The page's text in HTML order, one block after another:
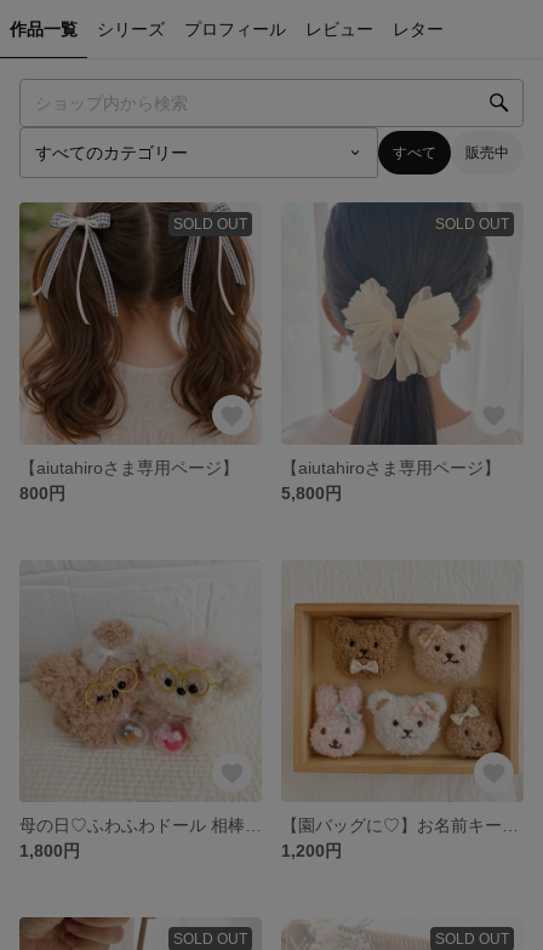
作品一覧 シリーズ プロフィール レビュー レター
すべて 販売中
SOLD OUT
【aiutahiroさま専用ページ】
800円
SOLD OUT
【aiutahiroさま専用ページ】
5,800円
1,800円
1,200円
SOLD OUT SOLD OUT